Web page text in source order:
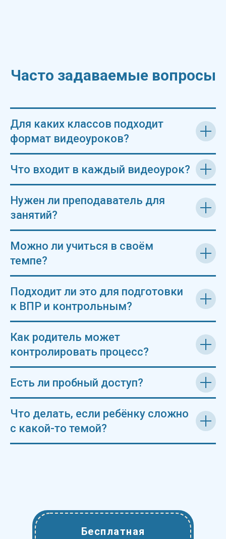
Часто задаваемые вопросы
Для каких классов подходит
формат видеоуроков?
Что входит в каждый видеоурок?
Нужен ли преподаватель для
занятий?
Можно ли учиться в своём
темпе?
Подходит ли это для подготовки
к ВПР и контрольным?
Как родитель может
контролировать процесс?
Есть ли пробный доступ?
Что делать, если ребёнку сложно
с какой-то темой?
Бесплатная